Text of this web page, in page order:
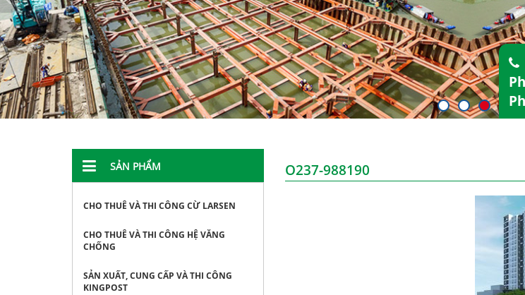
O237-988190
SẢN PHẨM
CHO THUÊ VÀ THI CÔNG CỪ LARSEN
CHO THUÊ VÀ THI CÔNG HỆ VĂNG
CHỐNG
SẢN XUẤT, CUNG CẤP VÀ THI CÔNG
KINGPOST